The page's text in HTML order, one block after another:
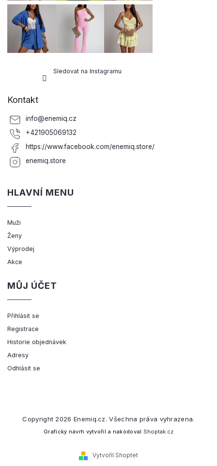
Sledovat na Instagramu
Kontakt
info@enemiq.cz
+421905069132
https://www.facebook.com/enemiq.store/
enemiq.store
HLAVNÍ MENU
Muži
Ženy
Výprodej
Akce
MŮJ ÚČET
Přihlásit se
Registrace
Historie objednávek
Adresy
Odhlásit se
Vytvořil Shoptet
Copyright 2026 Enemiq.cz. Všechna práva vyhrazena.
Grafický návrh vytvořil a nakódoval Shoptak.cz